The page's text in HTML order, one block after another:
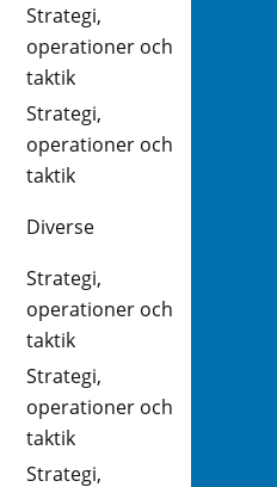
Strategi,
operationer och
taktik
Strategi,
operationer och
taktik
Diverse
Strategi,
operationer och
taktik
Strategi,
operationer och
taktik
Strategi,